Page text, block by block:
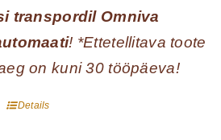
transpordil Omniva
! *Ettetellitava toote
on kuni 30 tööpäeva!
Sellel
Details